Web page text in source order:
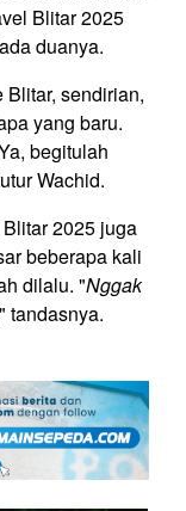
Blitar 2025
duanya.
sendirian,
yang baru.
begitulah
Wachid.
2025 juga
beberapa kali
dilalu. "Nggak
tandasnya.